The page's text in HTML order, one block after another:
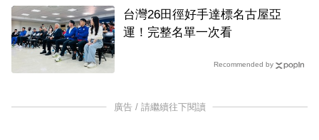
台灣26田徑好手達標名古屋亞
運！完整名單一次看
Recommended by
廣告 / 請繼續往下閱讀